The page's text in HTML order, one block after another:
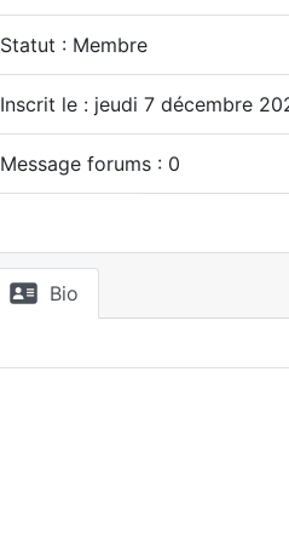
Statut : Membre
Inscrit le : jeudi 7 décembre
Message forums : 0
Bio